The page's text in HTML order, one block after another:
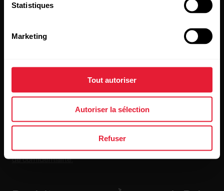
Statistiques
Marketing
Tout autoriser
Autoriser la sélection
Refuser
des e-mails de Polar et confirmez avoir lu notreDéclaration
de confidentialité.